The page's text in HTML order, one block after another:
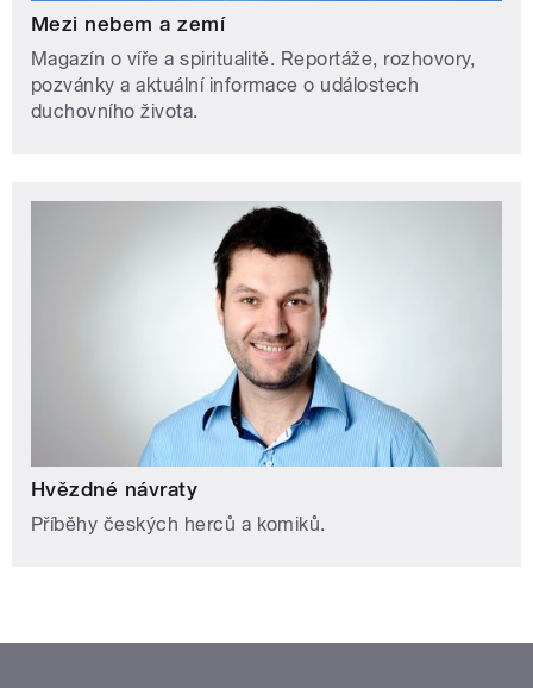
Mezi nebem a zemí
Magazín o víře a spiritualitě. Reportáže, rozhovory,
pozvánky a aktuální informace o událostech
duchovního života.
Hvězdné návraty
Příběhy českých herců a komiků.